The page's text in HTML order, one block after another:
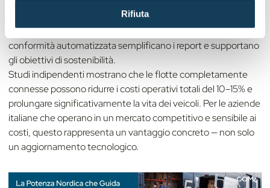
o
Rifiuta
Il monitoraggio del comportamento di guida riduce gli
incidenti e i costi assicurativi, mentre gli strumenti di
conformità automatizzata semplificano i report e supportano
gli obiettivi di sostenibilità.
Studi indipendenti mostrano che le flotte completamente
connesse possono ridurre i costi operativi totali del 10–15% e
prolungare significativamente la vita dei veicoli. Per le aziende
italiane che operano in un mercato competitivo e sensibile ai
costi, questo rappresenta un vantaggio concreto — non solo
un aggiornamento tecnologico.